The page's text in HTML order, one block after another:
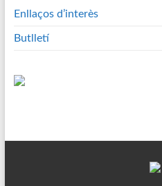
Enllaços d’interès
Butlletí